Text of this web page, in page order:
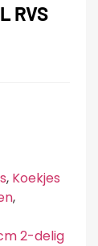
RVS
, Koekjes
,
2-delig